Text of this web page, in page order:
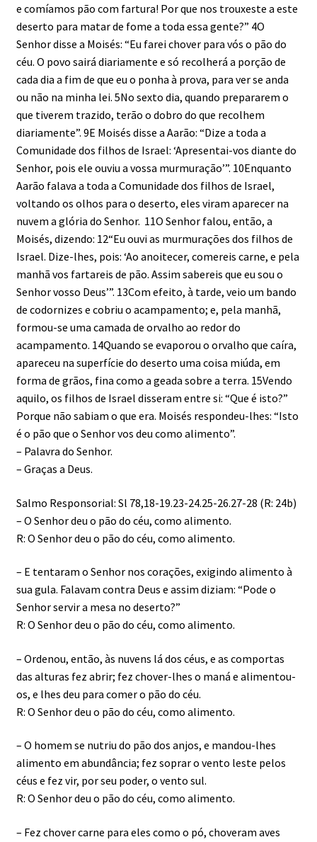
e comíamos pão com fartura! Por que nos trouxeste a este
deserto para matar de fome a toda essa gente?” 4O
Senhor disse a Moisés: “Eu farei chover para vós o pão do
céu. O povo sairá diariamente e só recolherá a porção de
cada dia a fim de que eu o ponha à prova, para ver se anda
ou não na minha lei. 5No sexto dia, quando prepararem o
que tiverem trazido, terão o dobro do que recolhem
diariamente”. 9E Moisés disse a Aarão: “Dize a toda a
Comunidade dos filhos de Israel: ‘Apresentai-vos diante do
Senhor, pois ele ouviu a vossa murmuração’”. 10Enquanto
Aarão falava a toda a Comunidade dos filhos de Israel,
voltando os olhos para o deserto, eles viram aparecer na
nuvem a glória do Senhor. 11O Senhor falou, então, a
Moisés, dizendo: 12“Eu ouvi as murmurações dos filhos de
Israel. Dize-lhes, pois: ‘Ao anoitecer, comereis carne, e pela
manhã vos fartareis de pão. Assim sabereis que eu sou o
Senhor vosso Deus’”. 13Com efeito, à tarde, veio um bando
de codornizes e cobriu o acampamento; e, pela manhã,
formou-se uma camada de orvalho ao redor do
acampamento. 14Quando se evaporou o orvalho que caíra,
apareceu na superfície do deserto uma coisa miúda, em
forma de grãos, fina como a geada sobre a terra. 15Vendo
aquilo, os filhos de Israel disseram entre si: “Que é isto?”
Porque não sabiam o que era. Moisés respondeu-lhes: “Isto
é o pão que o Senhor vos deu como alimento”.
– Palavra do Senhor.
– Graças a Deus.
Salmo Responsorial: Sl 78,18-19.23-24.25-26.27-28 (R: 24b)
– O Senhor deu o pão do céu, como alimento.
R: O Senhor deu o pão do céu, como alimento.
– E tentaram o Senhor nos corações, exigindo alimento à
sua gula. Falavam contra Deus e assim diziam: “Pode o
Senhor servir a mesa no deserto?”
R: O Senhor deu o pão do céu, como alimento.
– Ordenou, então, às nuvens lá dos céus, e as comportas
das alturas fez abrir; fez chover-lhes o maná e alimentou-
os, e lhes deu para comer o pão do céu.
R: O Senhor deu o pão do céu, como alimento.
– O homem se nutriu do pão dos anjos, e mandou-lhes
alimento em abundância; fez soprar o vento leste pelos
céus e fez vir, por seu poder, o vento sul.
R: O Senhor deu o pão do céu, como alimento.
– Fez chover carne para eles como o pó, choveram aves